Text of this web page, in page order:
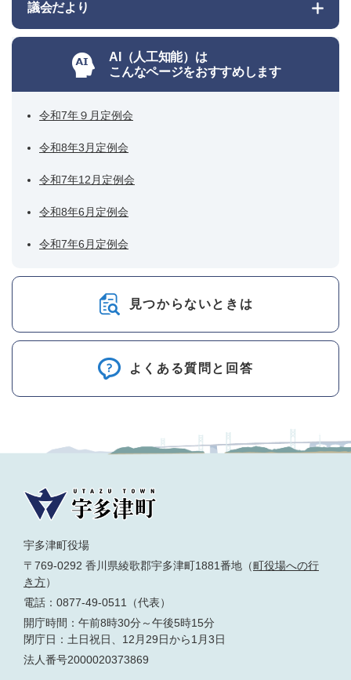
議会だより
AI（人工知能）は
こんなページをおすすめします
令和7年９月定例会
令和8年3月定例会
令和7年12月定例会
令和8年6月定例会
令和7年6月定例会
見つからないときは
よくある質問と回答
宇多津町役場
〒769-0292 香川県綾歌郡宇多津町1881番地（町役場への行
き方）
電話：0877-49-0511（代表）
開庁時間：午前8時30分～午後5時15分
閉庁日：土日祝日、12月29日から1月3日
法人番号2000020373869